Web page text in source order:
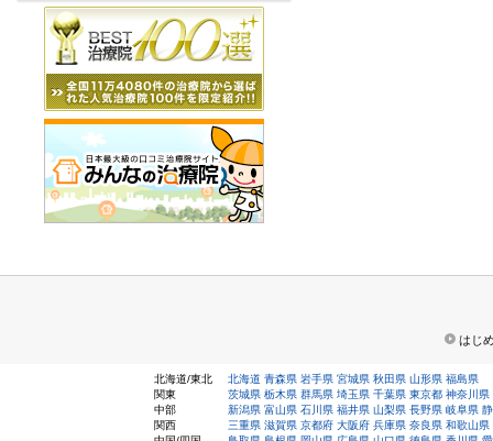
はじ
北海道/東北 北海道 青森県 岩手県 宮城県 秋田県 山形県 福島県
関東
茨城県 栃木県 群馬県 埼玉県 千葉県 東京都 神奈川県
中部
新潟県 富山県 石川県 福井県 山梨県 長野県 岐阜県
関西
三重県 滋賀県 京都府 大阪府 兵庫県 奈良県 和歌山県